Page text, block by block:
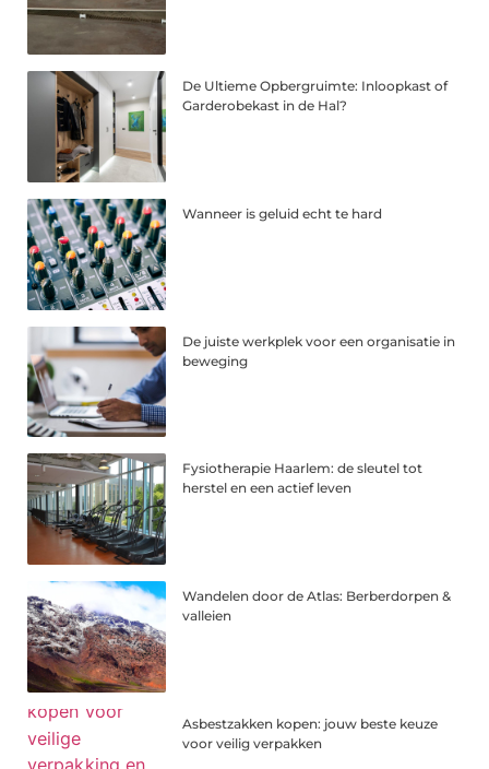
De Ultieme Opbergruimte: Inloopkast of
Garderobekast in de Hal?
Wanneer is geluid echt te hard
De juiste werkplek voor een organisatie in
beweging
Fysiotherapie Haarlem: de sleutel tot
herstel en een actief leven
Wandelen door de Atlas: Berberdorpen &
valleien
Asbestzakken kopen: jouw beste keuze
voor veilig verpakken